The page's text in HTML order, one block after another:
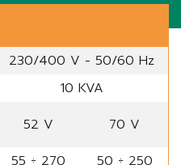
230/400 V - 50/60 Hz
10 KVA
52 V 70 V